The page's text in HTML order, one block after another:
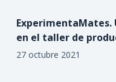
en el taller de
27 octubre 2021